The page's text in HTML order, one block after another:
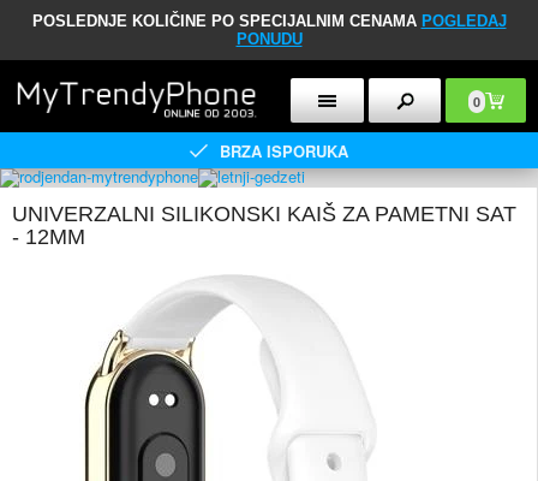
POSLEDNJE KOLIČINE PO SPECIJALNIM CENAMA POGLEDAJ
PONUDU
0
BRZA ISPORUKA
UNIVERZALNI SILIKONSKI KAIŠ ZA PAMETNI SAT
- 12MM